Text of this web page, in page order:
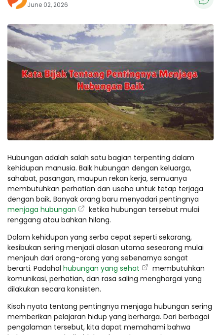
June 02, 2026
Hubungan adalah salah satu bagian terpenting dalam
kehidupan manusia. Baik hubungan dengan keluarga,
sahabat, pasangan, maupun rekan kerja, semuanya
membutuhkan perhatian dan usaha untuk tetap terjaga
dengan baik. Banyak orang baru menyadari pentingnya
menjaga hubungan
ketika hubungan tersebut mulai
renggang atau bahkan hilang.
Dalam kehidupan yang serba cepat seperti sekarang,
kesibukan sering menjadi alasan utama seseorang mulai
menjauh dari orang-orang yang sebenarnya sangat
berarti. Padahal hubungan yang sehat
membutuhkan
komunikasi, perhatian, dan rasa saling menghargai yang
dilakukan secara konsisten.
Kisah nyata tentang pentingnya menjaga hubungan sering
memberikan pelajaran hidup yang berharga. Dari berbagai
pengalaman tersebut, kita dapat memahami bahwa